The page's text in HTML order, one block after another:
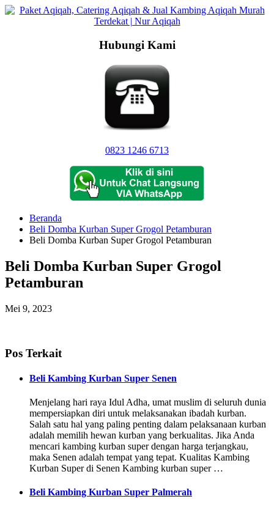
Langsung
Hubungi Kami
0823 1246 6713
Beranda
Beli Domba Kurban Super Grogol Petamburan
Beli Domba Kurban Super Grogol Petamburan
Beli Domba Kurban Super Grogol
Petamburan
Mei 9, 2023
Pos Terkait
Beli Kambing Kurban Super Senen
Menjelang hari raya Idul Adha, umat muslim di seluruh dunia
mempersiapkan diri untuk melaksanakan ibadah kurban.
Salah satu hal yang paling penting dalam pelaksanaan kurban
adalah memilih hewan kurban yang berkualitas. Jika Anda
mencari kambing kurban super dengan harga terjangkau,
maka Senen adalah tempat yang tepat. Kualitas Kambing
Kurban Super di Senen Kambing kurban super …
Beli Kambing Kurban Super Palmerah